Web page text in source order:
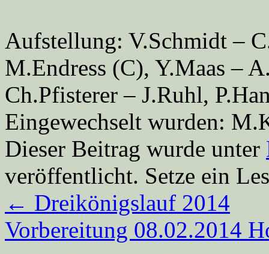
Aufstellung: V.Schmidt –
M.Endress (C), Y.Maas –
Ch.Pfisterer – J.Ruhl,
Eingewechselt wurden:
Dieser Beitrag wurde unter
veröffentlicht. Setze ein
← Dreikönigslauf 2014
Vorbereitung 08.02.2014